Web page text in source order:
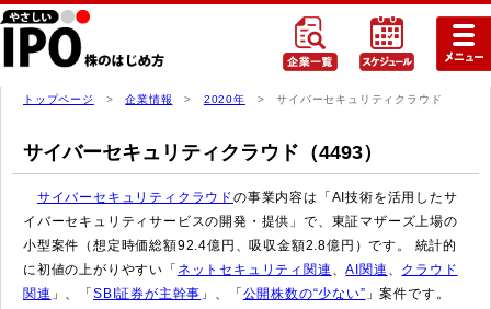
トップページ >企業情報 > 2020年 > サイバーセキュリティクラウド
サイバーセキュリティクラウド（4493）
サイバーセキュリティクラウドの事業内容は「AI技術を活用したサ
イバーセキュリティサービスの開発・提供」で、東証マザーズ上場の
小型案件（想定時価総額92.4億円、吸収金額2.8億円）です。 統計的
に初値の上がりやすい「 ネットセキュリティ関連 、AI関連 、 クラウド
関連 」、「SBI証券が主幹事 」、「 公開株数の“少ない” 」案件です。